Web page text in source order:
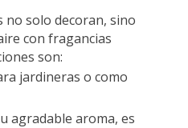
no solo decoran, sino
con fragancias
son:
jardineras o como
agradable aroma, es